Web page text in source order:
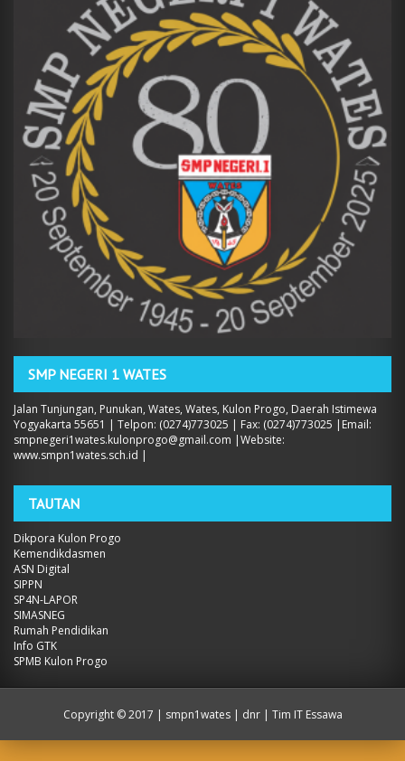
SMP NEGERI 1 WATES
Jalan Tunjungan, Punukan, Wates, Wates, Kulon Progo, Daerah Istimewa
Yogyakarta 55651 | Telpon: (0274)773025 | Fax: (0274)773025 |Email:
smpnegeri1wates.kulonprogo@gmail.com |Website:
www.smpn1wates.sch.id |
TAUTAN
Dikpora Kulon Progo
Kemendikdasmen
ASN Digital
SIPPN
SP4N-LAPOR
SIMASNEG
Rumah Pendidikan
Info GTK
SPMB Kulon Progo
Copyright ©2017 | smpn1wates| dnr | Tim IT Essawa